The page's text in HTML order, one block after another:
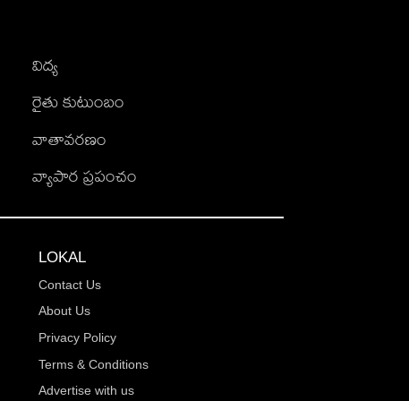
విద్య
రైతు కుటుంబం
వాతావరణం
వ్యాపార ప్రపంచం
LOKAL
Contact Us
About Us
Privacy Policy
Terms & Conditions
Advertise with us